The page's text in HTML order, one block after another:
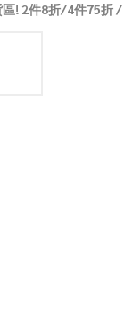
區! 2件8折/4件75折/